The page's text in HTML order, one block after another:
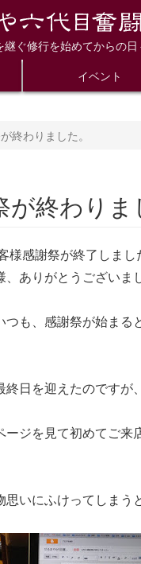
ぐ修行を始めてからの日
イベント
終わりました。
終わりま
感謝祭が終了しまし
ありがとうございま
つも、感謝祭が始ま
日を迎えたのですが
ージを見て初めてご
いにふけってしまう